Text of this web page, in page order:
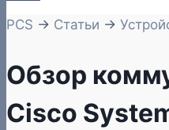
PCS → Статьи →
Обзор
Cisco